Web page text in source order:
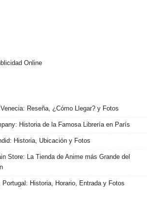
Online
Reseña, ¿Cómo Llegar? y Fotos
Historia de la Famosa Librería en París
Historia, Ubicación y Fotos
Store: La Tienda de Anime más Grande del
Portugal: Historia, Horario, Entrada y Fotos